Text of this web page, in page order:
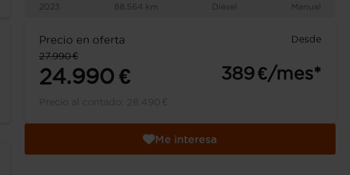
2023 88.564 km Diésel Manual
Precio en oferta
Desde
27.990 €
24.990 € 389 €/mes*
Precio al contado: 28.490 €
Me interesa